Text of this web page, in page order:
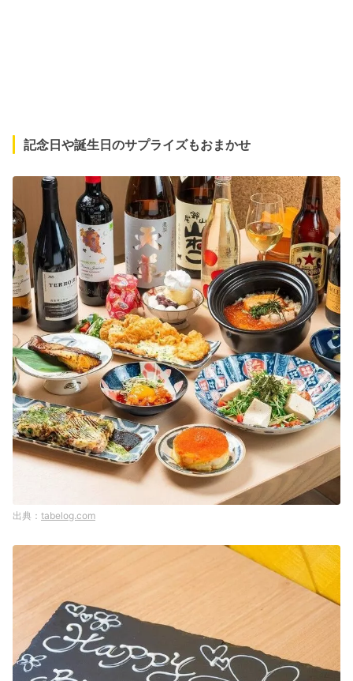
記念日や誕生日のサプライズもおまかせ
tabelog.com